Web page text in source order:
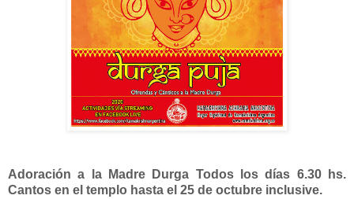
Adoración a la Madre Durga Todos los días 6.30 hs.
Cantos en el templo hasta el 25 de octubre inclusive.